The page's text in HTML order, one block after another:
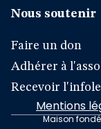
Nous soutenir
Faire un don
Adhérer à
Recevoir
Mentions
Maison